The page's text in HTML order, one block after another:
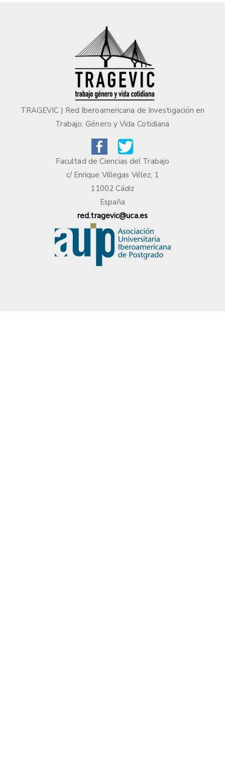
TRAGEVIC | Red Iberoamericana de Investigación en
Trabajo, Género y Vida Cotidiana
Facultad de Ciencias del Trabajo
c/ Enrique Villegas Vélez, 1
11002 Cádiz
España
red.tragevic@uca.es